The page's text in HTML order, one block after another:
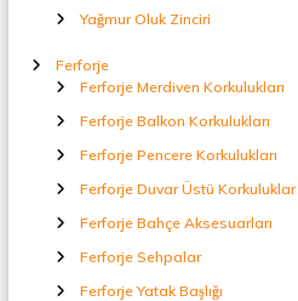
Yağmur Oluk Zinciri
Ferforje
Ferforje Merdiven Korkulukları
Ferforje Balkon Korkulukları
Ferforje Pencere Korkulukları
Ferforje Duvar Üstü Korkuluklar
Ferforje Bahçe Aksesuarları
Ferforje Sehpalar
Ferforje Yatak Başlığı